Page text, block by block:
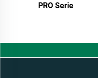
PRO Serie